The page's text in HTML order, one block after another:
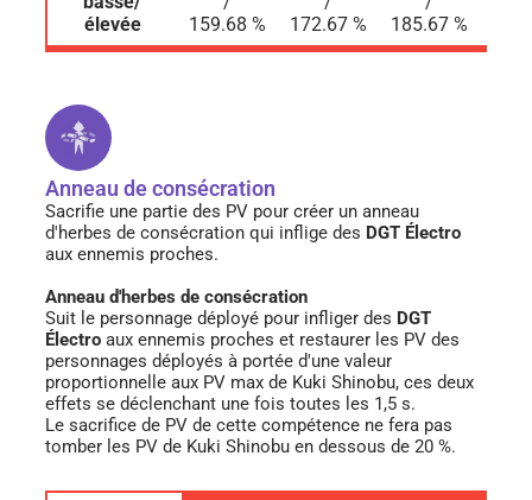
élevée
159.68 %
172.67 %
185.67 %
Anneau de consécration
Sacrifie une partie des PV pour créer un anneau
d'herbes de consécration qui inflige des DGT Électro
aux ennemis proches.
Anneau d'herbes de consécration
Suit le personnage déployé pour infliger des DGT
Électro aux ennemis proches et restaurer les PV des
personnages déployés à portée d'une valeur
proportionnelle aux PV max de Kuki Shinobu, ces deux
effets se déclenchant une fois toutes les 1,5 s.
Le sacrifice de PV de cette compétence ne fera pas
tomber les PV de Kuki Shinobu en dessous de 20 %.